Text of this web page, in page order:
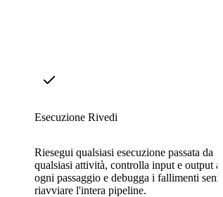
Esecuzione Rivedi
Riesegui qualsiasi esecuzione passata da
qualsiasi attività, controlla input e output a
ogni passaggio e debugga i fallimenti
riavviare l'intera pipeline.